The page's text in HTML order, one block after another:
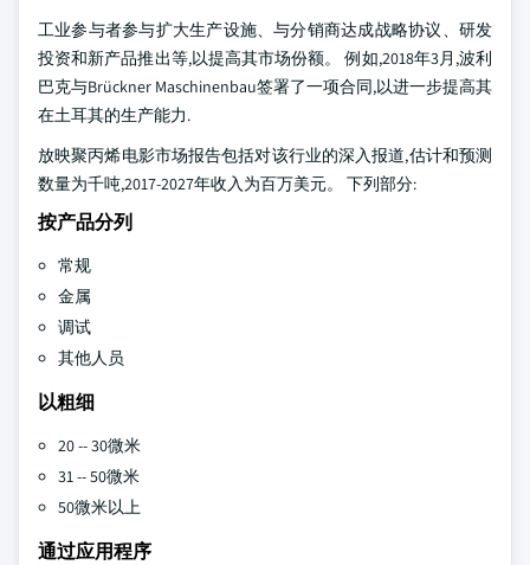
工业参与者参与扩大生产设施、与分销商达成战略协议、研发
投资和新产品推出等,以提高其市场份额。 例如,2018年3月,波利
巴克与Brückner Maschinenbau签署了一项合同,以进一步提高其
在土耳其的生产能力.
放映聚丙烯电影市场报告包括对该行业的深入报道,估计和预测
数量为千吨,2017-2027年收入为百万美元。 下列部分:
按产品分列
常规
金属
调试
其他人员
以粗细
20 -- 30微米
31 -- 50微米
50微米以上
通过应用程序